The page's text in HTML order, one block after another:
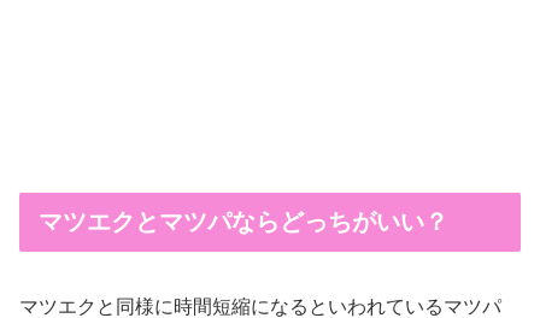
マツエクとマツパならどっちがいい？
マツエクと同様に時間短縮になるといわれているマツパ